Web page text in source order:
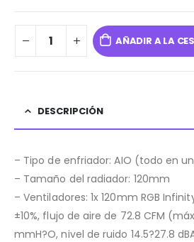
AÑADIR A LA
DESCRIPCIÓN
– Tipo de enfriador: AIO (todo en
– Tamaño del radiador: 120mm
– Ventiladores: 1x 120mm RGB
±10%, flujo de aire de 72.8 CFM
mmH?O, nivel de ruido 14.5?27.8